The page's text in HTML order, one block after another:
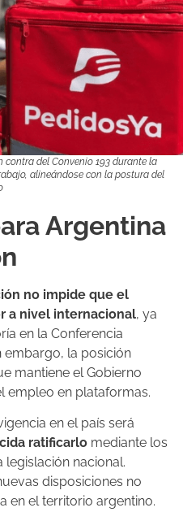
del Convenio 193 durante la
alineándose con la postura del
Argentina
no impide que el
a nivel internacional, ya
en la Conferencia
embargo, la posición
mantiene el Gobierno
empleo en plataformas.
en el país será
ratificarlo mediante los
nacional.
disposiciones no
en el territorio argentino.